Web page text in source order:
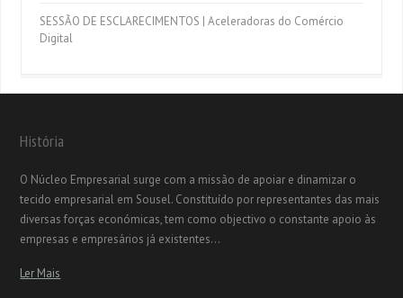
SESSÃO DE ESCLARECIMENTOS | Aceleradoras do Comércio
Digital
História
O Núcleo Empresarial surge com a missão de apoiar e dinamizar o
tecido empresarial em Sousel. Constituído por representantes das mais
diversas forças económicas, tem como objectivo o constante apoio às
empresas e empresários já existentes...
Ler Mais